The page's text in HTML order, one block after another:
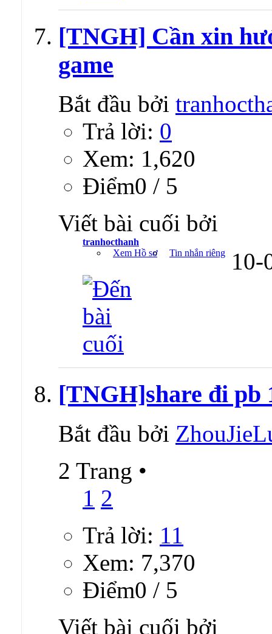
[TNGH] Cần xin
game
Bắt đầu bởi
Trả lời: 0
Xem: 1,620
Ðiểm0 / 5
Viết bài cuối bởi
tranhocthanh
Xem Hồ sơ
Tin nhắn riêng
[TNGH]share đi pb
Bắt đầu bởi
2 Trang •
1 2
Trả lời: 11
Xem: 7,370
Ðiểm0 / 5
Viết bài cuối bởi